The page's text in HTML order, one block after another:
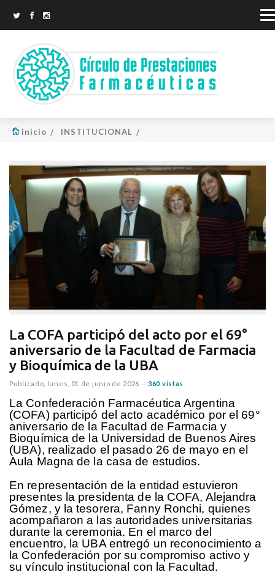
inicio INSTITUCIONAL
La COFA participó del acto por el 69°
aniversario de la Facultad de Farmacia
y Bioquímica de la UBA
Publicado, lunes, 01 de junio de 2026 -- 360 vistas
La Confederación Farmacéutica Argentina
(COFA) participó del acto académico por el 69°
aniversario de la Facultad de Farmacia y
Bioquímica de la Universidad de Buenos Aires
(UBA), realizado el pasado 26 de mayo en el
Aula Magna de la casa de estudios.
En representación de la entidad estuvieron
presentes la presidenta de la COFA, Alejandra
Gómez, y la tesorera, Fanny Ronchi, quienes
acompañaron a las autoridades universitarias
durante la ceremonia. En el marco del
encuentro, la UBA entregó un reconocimiento a
la Confederación por su compromiso activo y
su vínculo institucional con la Facultad.